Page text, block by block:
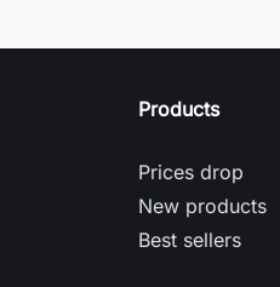
Products
Prices drop
New products
Best sellers